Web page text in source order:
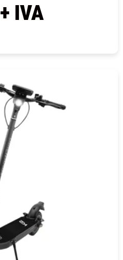
+ IVA